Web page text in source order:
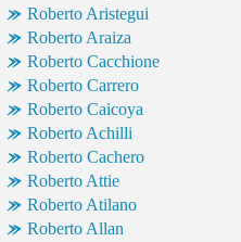
Roberto Aristegui
Roberto Araiza
Roberto Cacchione
Roberto Carrero
Roberto Caicoya
Roberto Achilli
Roberto Cachero
Roberto Attie
Roberto Atilano
Roberto Allan